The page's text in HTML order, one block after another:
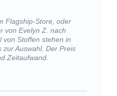
Flagship-Store, oder
von Evelyn Z. nach
von Stoffen stehen in
Auswahl. Der Preis
Zeitaufwand.